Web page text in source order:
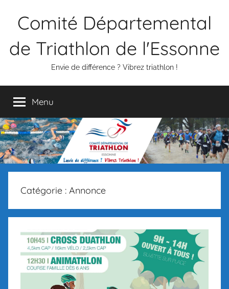
Comité Départemental
de Triathlon de l'Essonne
Envie de différence ? Vibrez triathlon !
Menu
Catégorie : Annonce